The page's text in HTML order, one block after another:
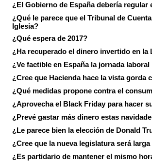
¿El Gobierno de España debería
¿Qué le parece que el Tribunal de
Iglesia?
¿Qué espera de 2017?
¿Ha recuperado el dinero invertido en la
¿Ve factible en España la jornada
¿Cree que Hacienda hace la vista gorda
¿Qué medidas propone contra el
¿Aprovecha el Black Friday para hacer
¿Prevé gastar más dinero estas
¿Le parece bien la elección de Donald
¿Cree que la nueva legislatura será
¿Es partidario de mantener el mismo